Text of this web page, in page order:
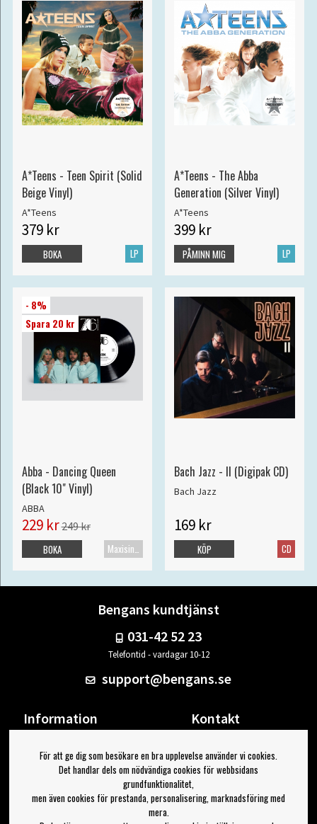
A*Teens - Teen Spirit (Solid
Beige Vinyl)
A*Teens
379 kr
LP
BOKA
A*Teens - The Abba
Generation (Silver Vinyl)
A*Teens
399 kr
LP
PÅMINN MIG
- 8%
Spara 20 kr
Abba - Dancing Queen
(Black 10" Vinyl)
ABBA
229 kr249 kr
Maxisingel
BOKA
Bach Jazz - II (Digipak CD)
Bach Jazz
169 kr
CD
KÖP
Bengans kundtjänst
031-42 52 23
Telefontid - vardagar 10-12
support@bengans.se
Information
Om Bengans
FAQ / Köp- & Leveransvillkor
Kontakt
Din sida
Logga ut
Jag vill ha tips från Bengans
För att ge dig som besökare en bra upplevelse använder vi cookies.
Det handlar dels om nödvändiga cookies för webbsidans
grundfunktionalitet,
men även cookies för prestanda, personalisering, marknadsföring med
mera.